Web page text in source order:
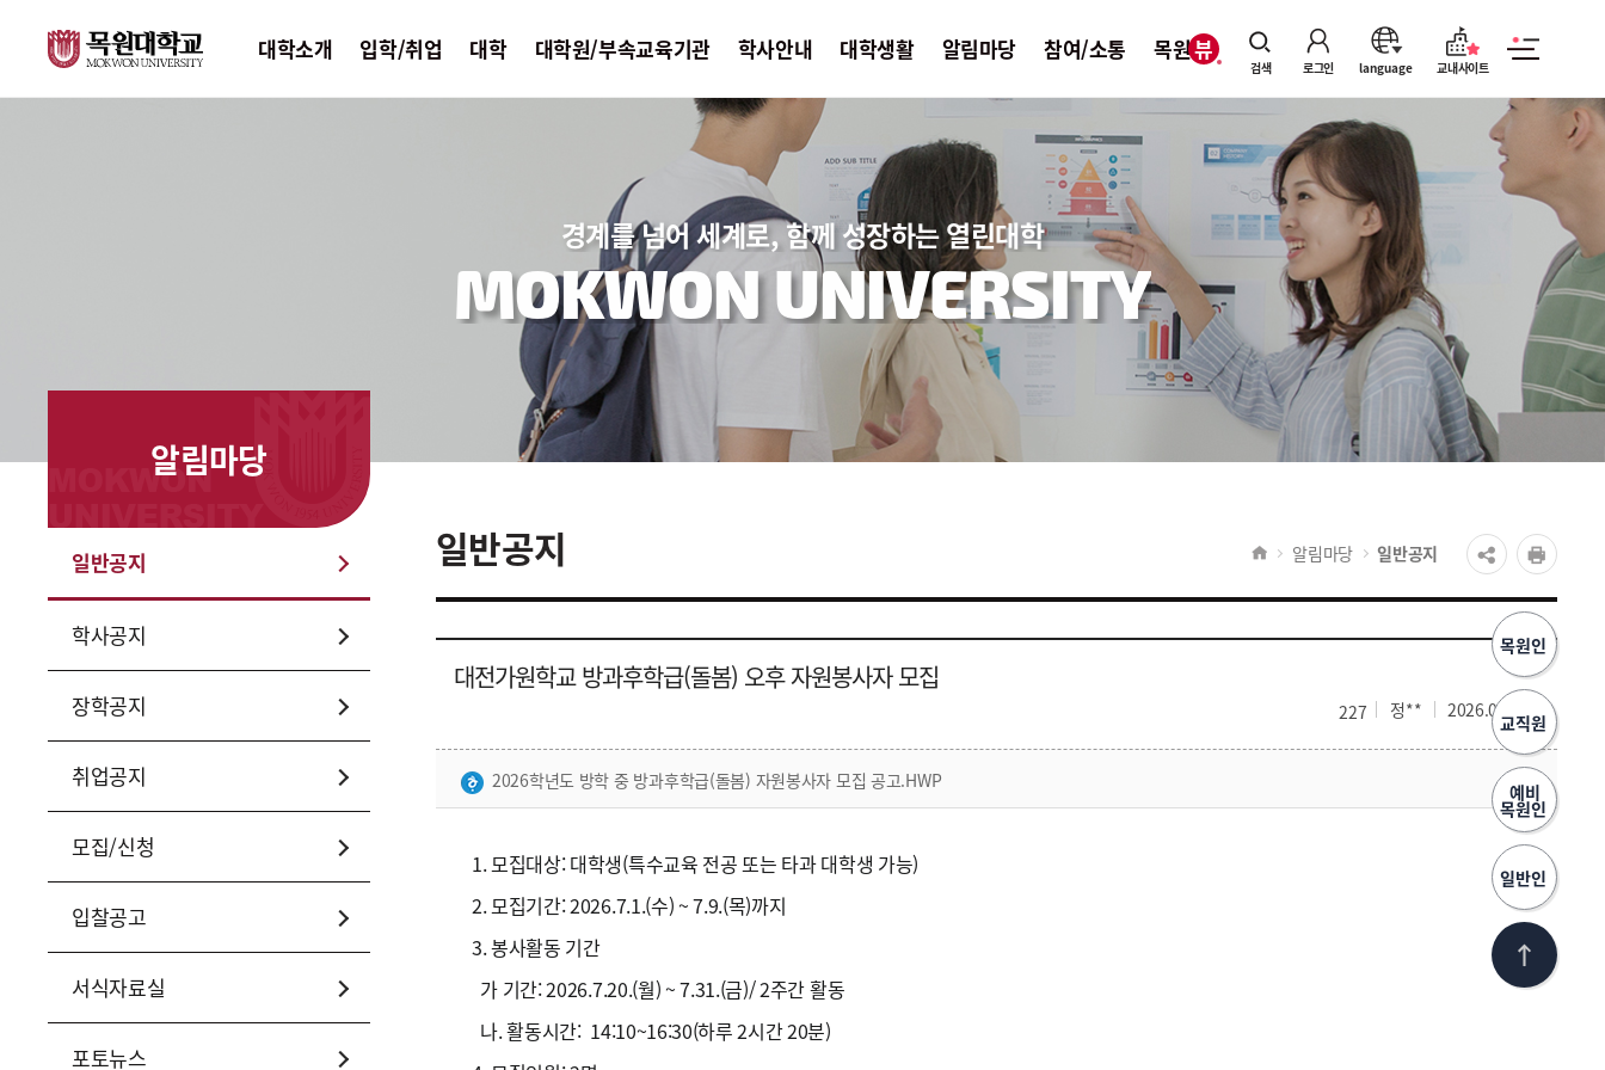
검색 로그인 language 교내사이트
대학소개 입학/취업 대학 대학원/부속교육기관 학사안내 대학생활 알림마당 참여/소통 목원뷰
목원인
교직원
예비
목원인
일반인
경계를 넘어 세계로, 함께 성장하는 열린대학
MOKWON UNIVERSITY
알림마당
일반공지
학사공지
장학공지
취업공지
모집/신청
입찰공고
서식자료실
포토뉴스
일반공지 알림마당 일반공지
대전가원학교 방과후학급(돌봄) 오후 자원봉사자 모집
정** 2026.06.29
227
2026학년도 방학 중 방과후학급(돌봄) 자원봉사자 모집 공고.HWP
1. 모집대상: 대학생(특수교육 전공 또는 타과 대학생 가능)
2. 모집기간: 2026.7.1.(수) ~ 7.9.(목)까지
3. 봉사활동 기간
가 기간: 2026.7.20.(월) ~ 7.31.(금)/ 2주간 활동
나. 활동시간: 14:10~16:30(하루 2시간 20분)